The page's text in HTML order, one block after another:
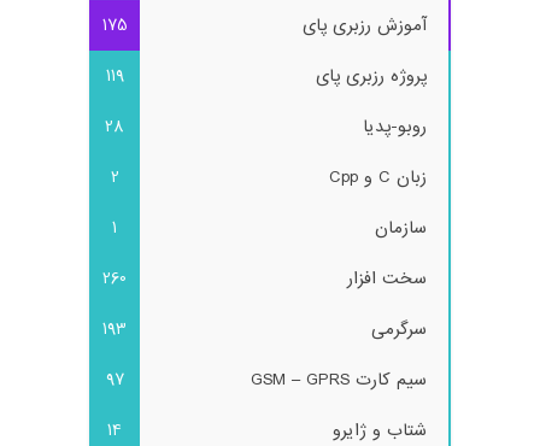
آموزش رزبری پای
175
پروژه رزبری پای
119
روبو-پدیا
28
زبان C و Cpp
2
سازمان
1
سخت افزار
260
سرگرمی
193
سیم کارت GSM – GPRS
97
شتاب و ژایرو
14